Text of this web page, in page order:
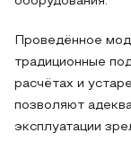
Проведённое
традиционные
расчётах и
позволяют
эксплуатации